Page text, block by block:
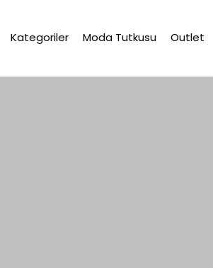
Kategoriler Moda Tutkusu Outlet